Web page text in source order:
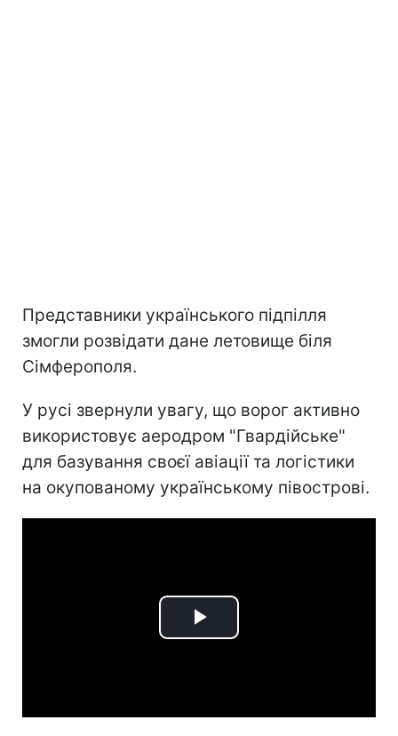
Представники українського підпілля
змогли розвідати дане летовище біля
Сімферополя.
У русі звернули увагу, що ворог активно
використовує аеродром "Гвардійське"
для базування своєї авіації та логістики
на окупованому українському півострові.
Play